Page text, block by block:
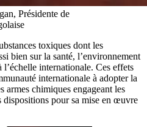
Présidente de
toxiques dont les
bien sur la santé, l’environnement
internationale. Ces effets
internationale à adopter la
armes chimiques engageant les
dispositions pour sa mise en œuvre